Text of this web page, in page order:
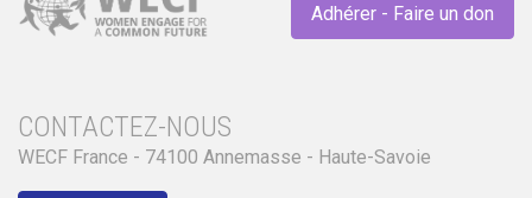
Adhérer - Faire un don
CONTACTEZ-NOUS
WECF France - 74100 Annemasse - Haute-Savoie